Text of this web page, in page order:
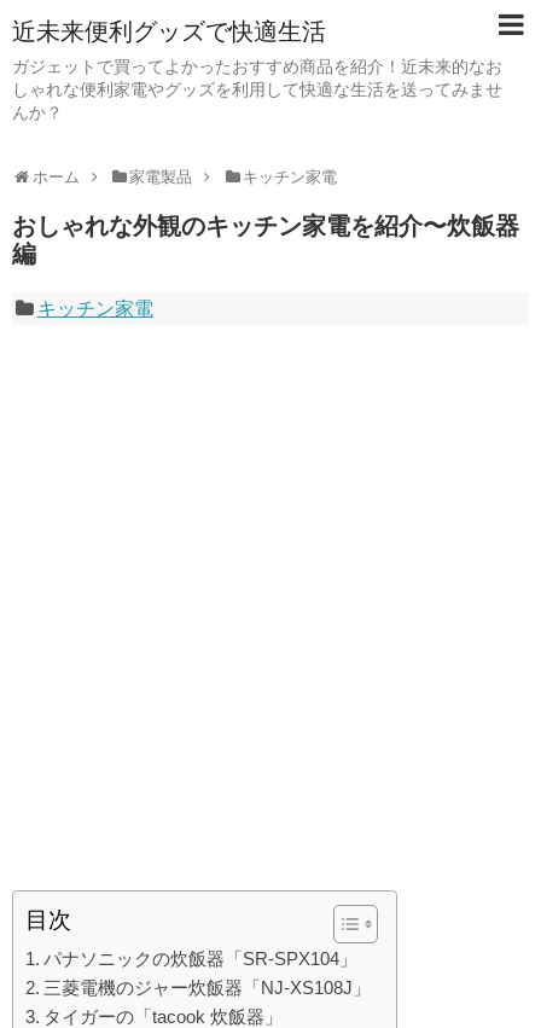
近未来便利グッズで快適生活
ガジェットで買ってよかったおすすめ商品を紹介！近未来的なお
しゃれな便利家電やグッズを利用して快適な生活を送ってみませ
んか？
ホーム 家電製品 キッチン家電
おしゃれな外観のキッチン家電を紹介〜炊飯器
編
キッチン家電
目次
パナソニックの炊飯器「SR-SPX104」
三菱電機のジャー炊飯器「NJ-XS108J」
タイガーの「tacook 炊飯器」